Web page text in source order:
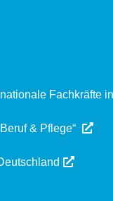
Fachkräfte
& Pflege“